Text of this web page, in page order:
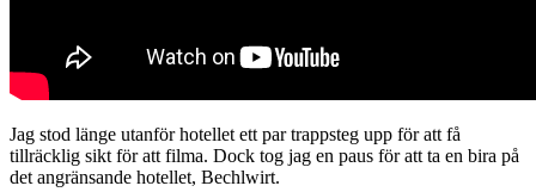
Jag stod länge utanför hotellet ett par trappsteg upp för att få
tillräcklig sikt för att filma. Dock tog jag en paus för att ta en bira på
det angränsande hotellet, Bechlwirt.